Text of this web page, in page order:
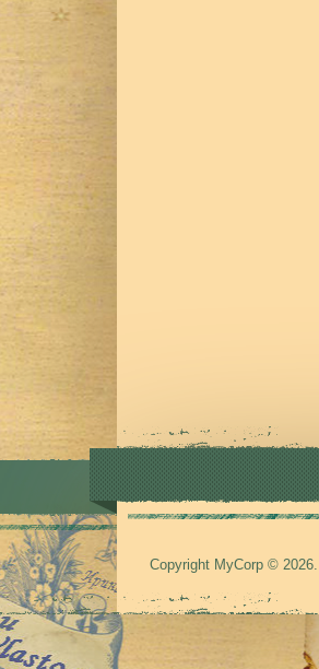
Copyright MyCorp © 2026.